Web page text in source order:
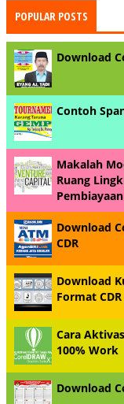
POPULAR POSTS
Download
Contoh
Makalah
Ruang
Pembiayaan
Download
CDR
Download
Format CDR
Cara
100% Work
Download